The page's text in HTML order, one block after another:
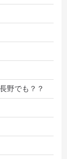
野でも？？